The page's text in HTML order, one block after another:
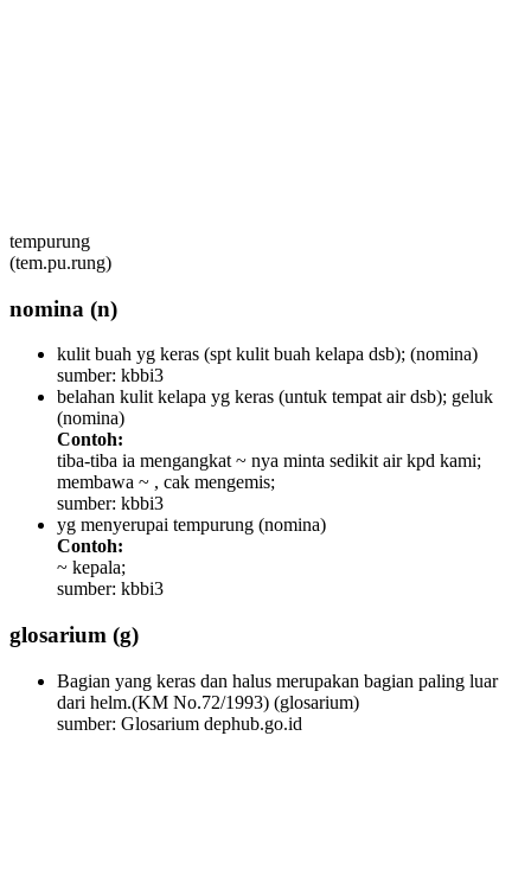
tempurung
(tem.pu.rung)
nomina (n)
kulit buah yg keras (spt kulit buah kelapa dsb); (nomina)
sumber: kbbi3
belahan kulit kelapa yg keras (untuk tempat air dsb); geluk
(nomina)
Contoh:
tiba-tiba ia mengangkat ~ nya minta sedikit air kpd kami;
membawa ~ , cak mengemis;
sumber: kbbi3
yg menyerupai tempurung (nomina)
Contoh:
~ kepala;
sumber: kbbi3
glosarium (g)
Bagian yang keras dan halus merupakan bagian paling luar
dari helm.(KM No.72/1993) (glosarium)
sumber: Glosarium dephub.go.id